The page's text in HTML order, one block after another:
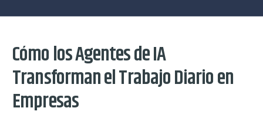
Cómo los Agentes de IA
Transforman el Trabajo Diario en
Empresas